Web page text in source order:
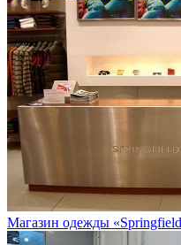
Магазин одежды